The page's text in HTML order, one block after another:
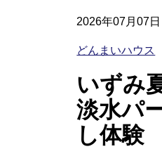
2026年07月07日
どんまいハウス
いずみ
淡水パ
し体験